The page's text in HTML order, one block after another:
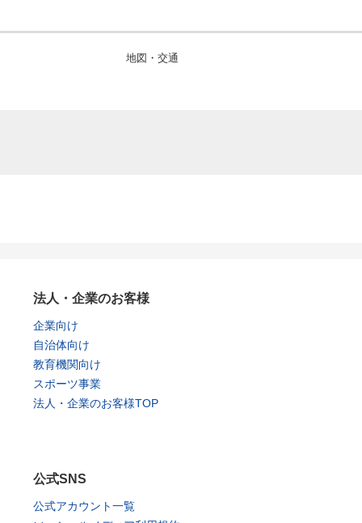
地図・交通
法人・企業のお客様
企業向け
自治体向け
教育機関向け
スポーツ事業
法人・企業のお客様TOP
公式SNS
公式アカウント一覧